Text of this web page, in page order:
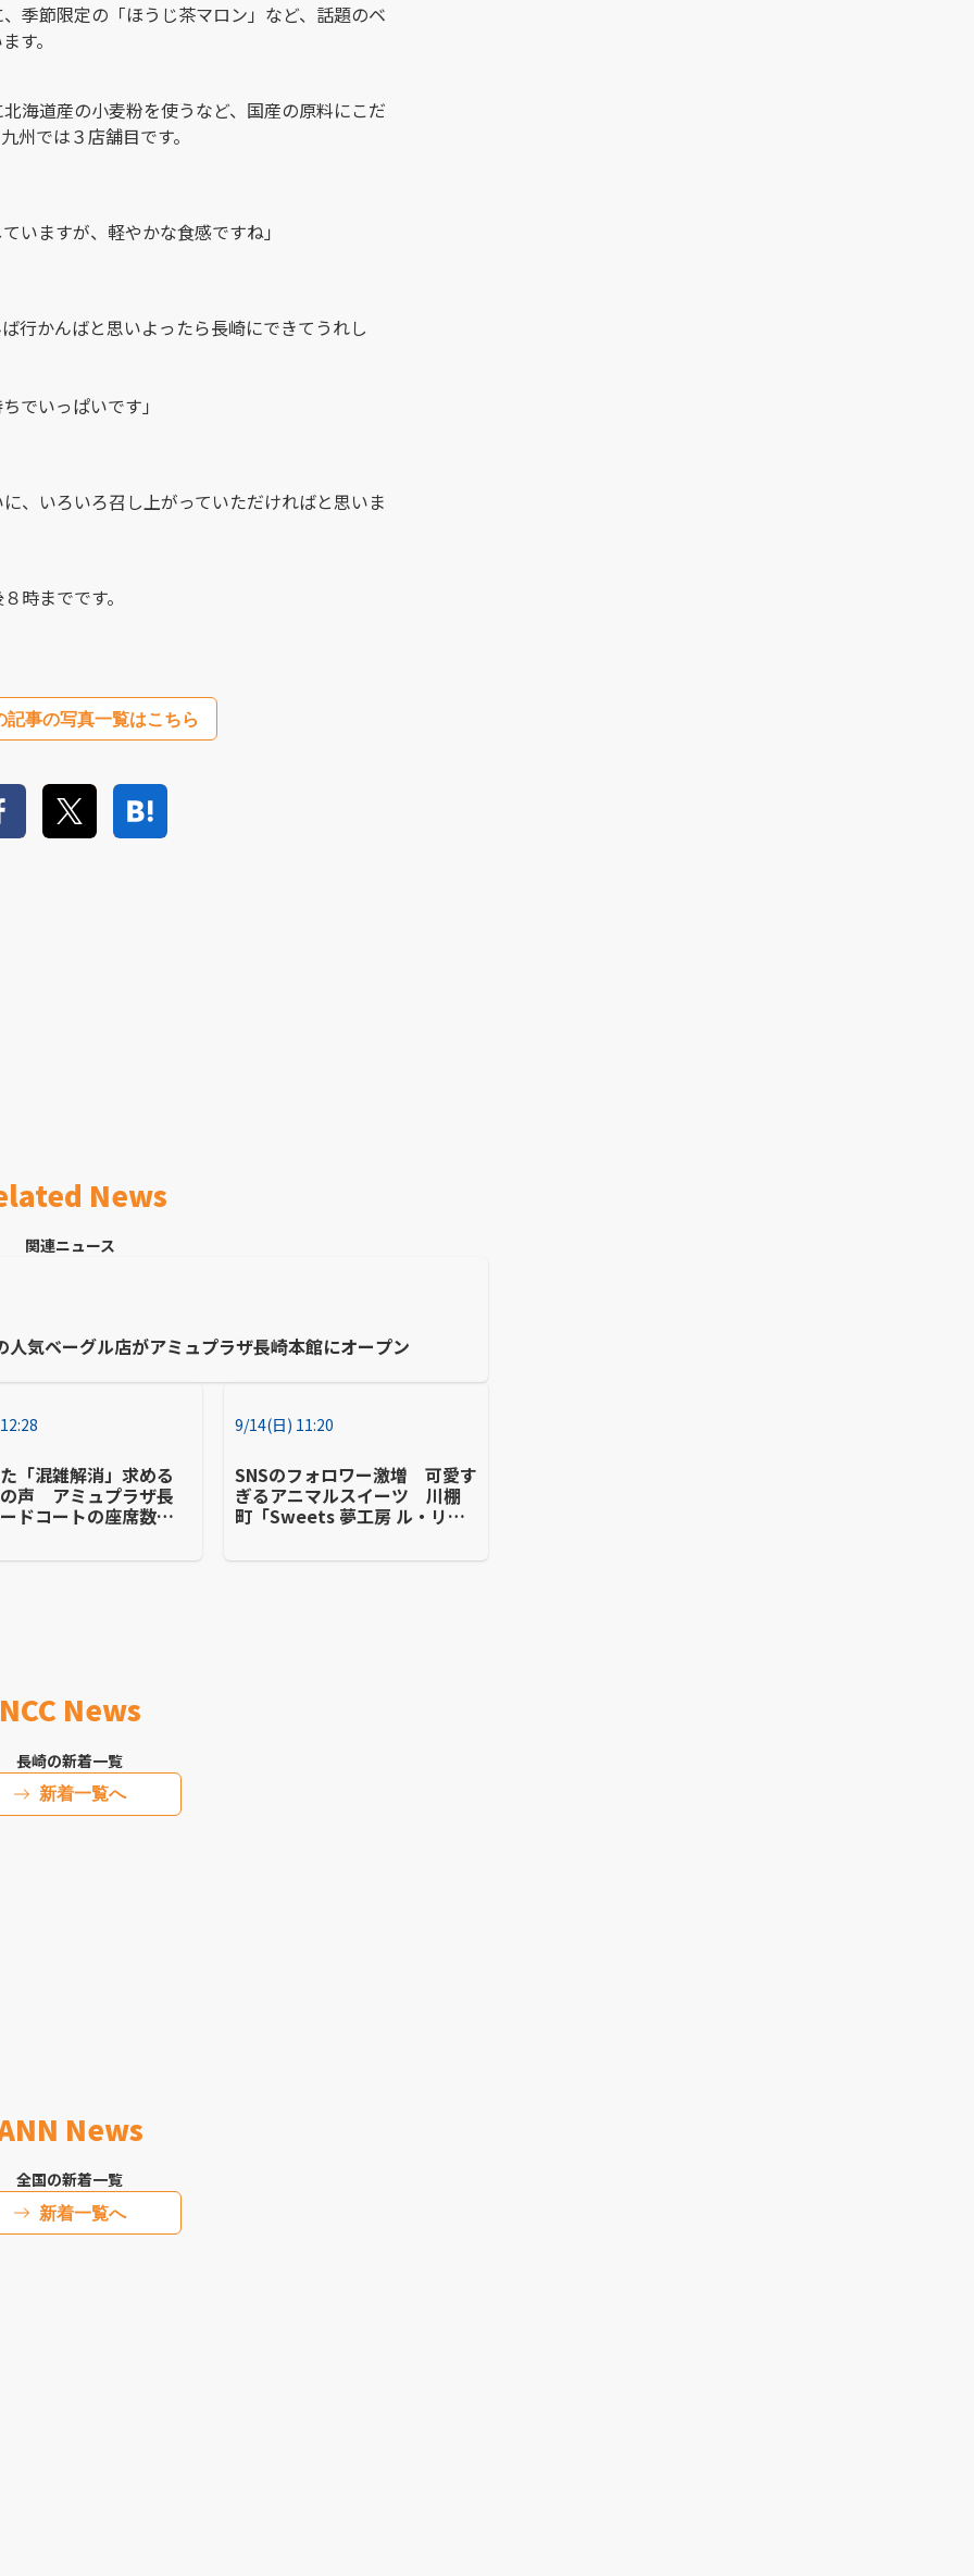
季節限定の「ほうじ茶マロン」など、話題のベ
す。
海道産の小麦粉を使うなど、国産の原料にこだ
州では３店舗目です。
いますが、軽やかな食感ですね」
行かんばと思いよったら長崎にできてうれし
でいっぱいです」
、いろいろ召し上がっていただければと思いま
時までです。
記事の写真一覧はこちら
News
関連ニュース
気ベーグル店がアミュプラザ長崎本館にオープン
「混雑解消」求める
声 アミュプラザ長
ドコートの座席数を
9/14(日) 11:20
SNSのフォロワー激増 可愛す
ぎるアニマルスイーツ 川棚
町「Sweets 夢工房 ル・リア
News
長崎の新着一覧
新着一覧へ
News
全国の新着一覧
新着一覧へ